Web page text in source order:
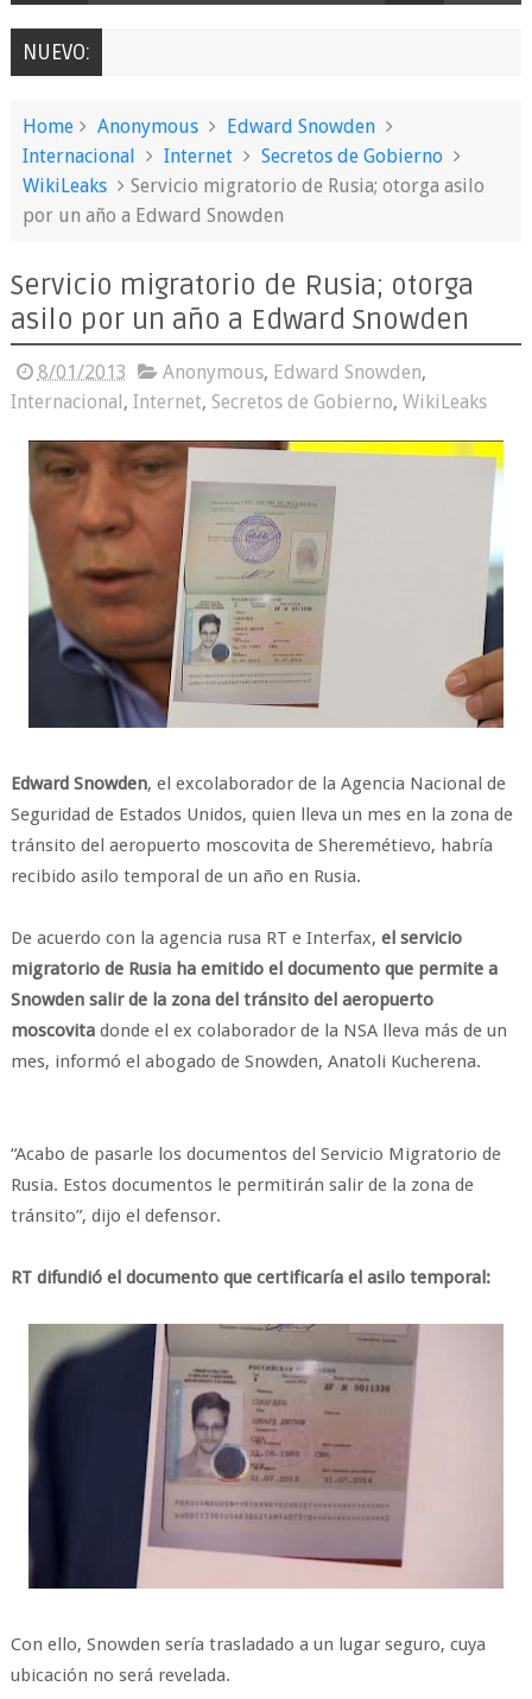
NUEVO:
Home Anonymous
Edward Snowden
Internacional
Internet
Secretos de Gobierno
WikiLeaks
Servicio migratorio de Rusia; otorga asilo
por un año a Edward Snowden
Servicio migratorio de Rusia; otorga
asilo por un año a Edward Snowden
8/01/2013 Anonymous, Edward Snowden,
Internacional, Internet, Secretos de Gobierno, WikiLeaks
Edward Snowden, el excolaborador de la Agencia Nacional de
Seguridad de Estados Unidos, quien lleva un mes en la zona de
tránsito del aeropuerto moscovita de Sheremétievo, habría
recibido asilo temporal de un año en Rusia.
De acuerdo con la agencia rusa RT e Interfax, el servicio
migratorio de Rusia ha emitido el documento que permite a
Snowden salir de la zona del tránsito del aeropuerto
moscovitadonde el ex colaborador de la NSA lleva más de un
mes, informó el abogado de Snowden, Anatoli Kucherena.
“Acabo de pasarle los documentos del Servicio Migratorio de
Rusia. Estos documentos le permitirán salir de la zona de
tránsito”, dijo el defensor.
RT difundió el documento que certificaría el asilo temporal:
Con ello, Snowden sería trasladado a un lugar seguro, cuya
ubicación no será revelada.